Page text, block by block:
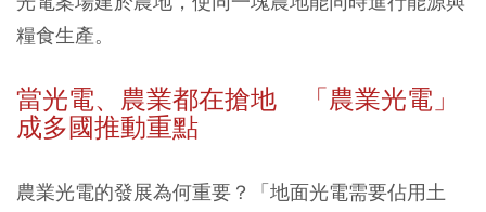
糧食生產。
當光電、農業都在搶地
「農業光電」
成多國推動重點
農業光電的發展為何重要？「地面光電需要佔用土